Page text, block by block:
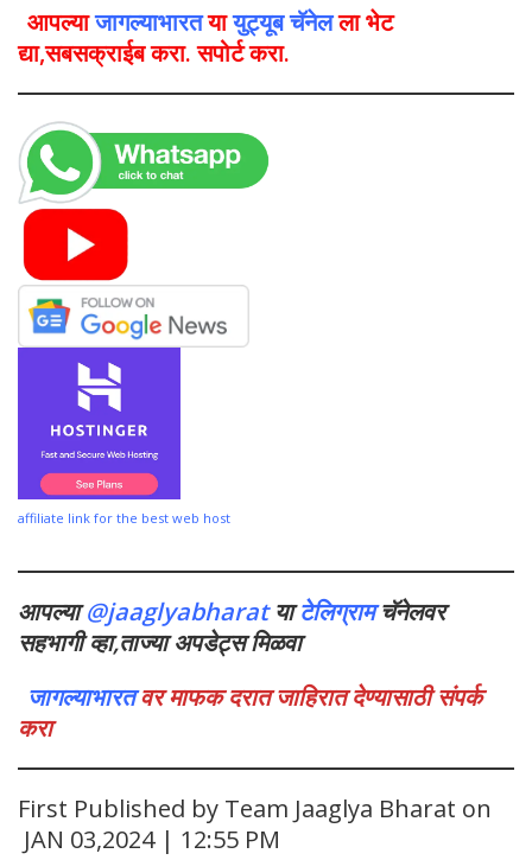
आपल्याजागल्याभारतयायुट्यूब चॅनेलला भेट
द्या,सबसक्राईब करा. सपोर्ट करा.
affiliate link for the best web host
आपल्या@jaaglyabharatयाटेलिग्रामचॅनेलवर
सहभागी व्हा,ताज्या अपडेट्स मिळवा
जागल्याभारतवर माफक दरात जाहिरात देण्यासाठी संपर्क
करा
First Published by Team Jaaglya Bharat on
JAN 03,2024 | 12:55 PM